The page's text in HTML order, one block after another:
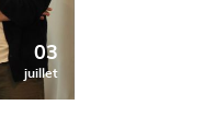
03
juillet